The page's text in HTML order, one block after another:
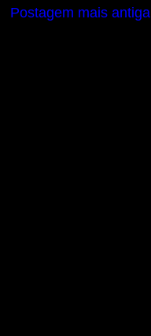
Postagem mais antiga